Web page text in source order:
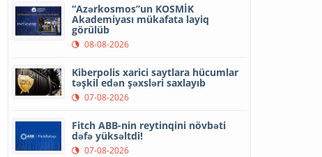
“Azərkosmos”un KOSMİK
Akademiyası mükafata layiq
görülüb
08-08-2026
Kiberpolis xarici saytlara hücumlar
təşkil edən şəxsləri saxlayıb
07-08-2026
Fitch ABB-nin reytinqini növbəti
dəfə yüksəltdi!
07-08-2026